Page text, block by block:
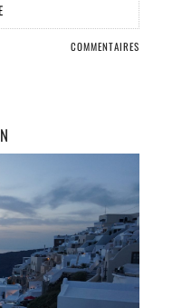
COMMENTAIRES